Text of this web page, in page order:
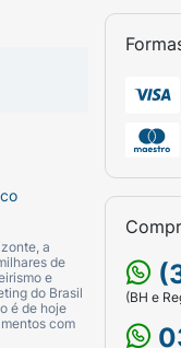
a
de
e
do Brasil
é de hoje
com
(BH e